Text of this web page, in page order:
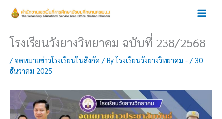
โรงเรียนวังยางวิทยาคม ฉบับที่ 238/2568
/จดหมายข่าวโรงเรียนในสังกัด / Byโรงเรียนวังยางวิทยาคม - / 30
ธันวาคม 2025